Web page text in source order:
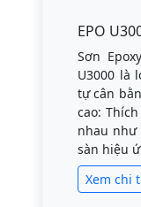
EPO
Sơn
U3000 là
tự cân
cao:
nhau như
sàn hiệu
Xem chi